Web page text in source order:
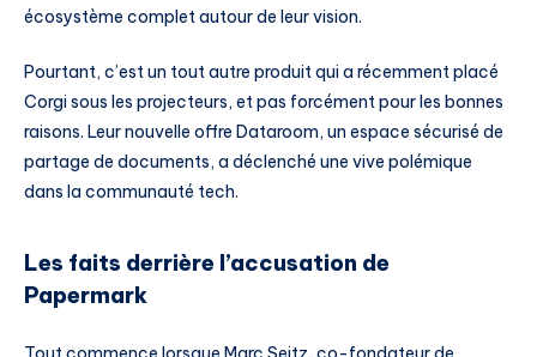
écosystème complet autour de leur vision.
Pourtant, c’est un tout autre produit qui a récemment placé
Corgi sous les projecteurs, et pas forcément pour les bonnes
raisons. Leur nouvelle offre Dataroom, un espace sécurisé de
partage de documents, a déclenché une vive polémique
dans la communauté tech.
Les faits derrière l’accusation de
Papermark